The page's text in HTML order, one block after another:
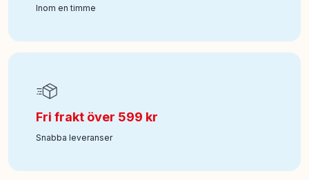
Inom en timme
Fri frakt över 599 kr
Snabba leveranser